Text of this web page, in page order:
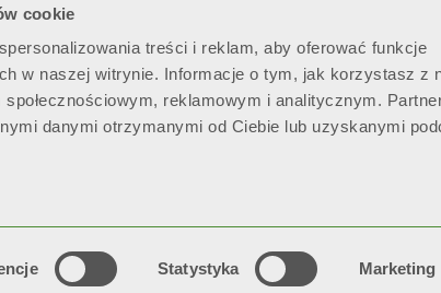
cookie
treści i reklam, aby oferować funkcje
w naszej witrynie. Informacje o tym, jak korzystasz z
reklamowym i analitycznym.
danymi otrzymanymi od Ciebie lub uzyskanymi
Statystyka Marketing
Serwis Techniczny
systemowa
Mapa witryny